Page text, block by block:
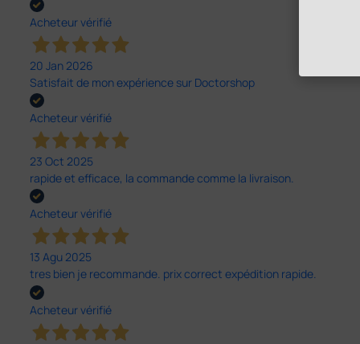
Acheteur vérifié
20 Jan 2026
Satisfait de mon expérience sur Doctorshop
Acheteur vérifié
23 Oct 2025
rapide et efficace, la commande comme la livraison.
Acheteur vérifié
13 Agu 2025
tres bien je recommande. prix correct expédition rapide.
Acheteur vérifié